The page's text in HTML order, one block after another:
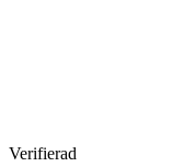
Verifierad